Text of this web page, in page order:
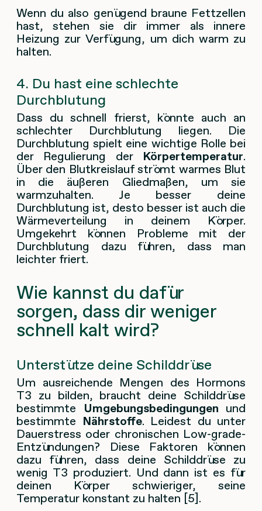
Wenn du also genügend braune Fettzellen
hast, stehen sie dir immer als innere
Heizung zur Verfügung, um dich warm zu
halten.
4. Du hast eine schlechte
Durchblutung
Dass du schnell frierst, könnte auch an
schlechter Durchblutung liegen. Die
Durchblutung spielt eine wichtige Rolle bei
der Regulierung der Körpertemperatur.
Über den Blutkreislauf strömt warmes Blut
in die äußeren Gliedmaßen, um sie
warmzuhalten. Je besser deine
Durchblutung ist, desto besser ist auch die
Wärmeverteilung in deinem Körper.
Umgekehrt können Probleme mit der
Durchblutung dazu führen, dass man
leichter friert.
Wie kannst du dafür
sorgen, dass dir weniger
schnell kalt wird?
Unterstütze deine Schilddrüse
Um ausreichende Mengen des Hormons
T3 zu bilden, braucht deine Schilddrüse
bestimmte Umgebungsbedingungen und
bestimmte Nährstoffe. Leidest du unter
Dauerstress oder chronischen Low-grade-
Entzündungen? Diese Faktoren können
dazu führen, dass deine Schilddrüse zu
wenig T3 produziert. Und dann ist es für
deinen Körper schwieriger, seine
Temperatur konstant zu halten [5].